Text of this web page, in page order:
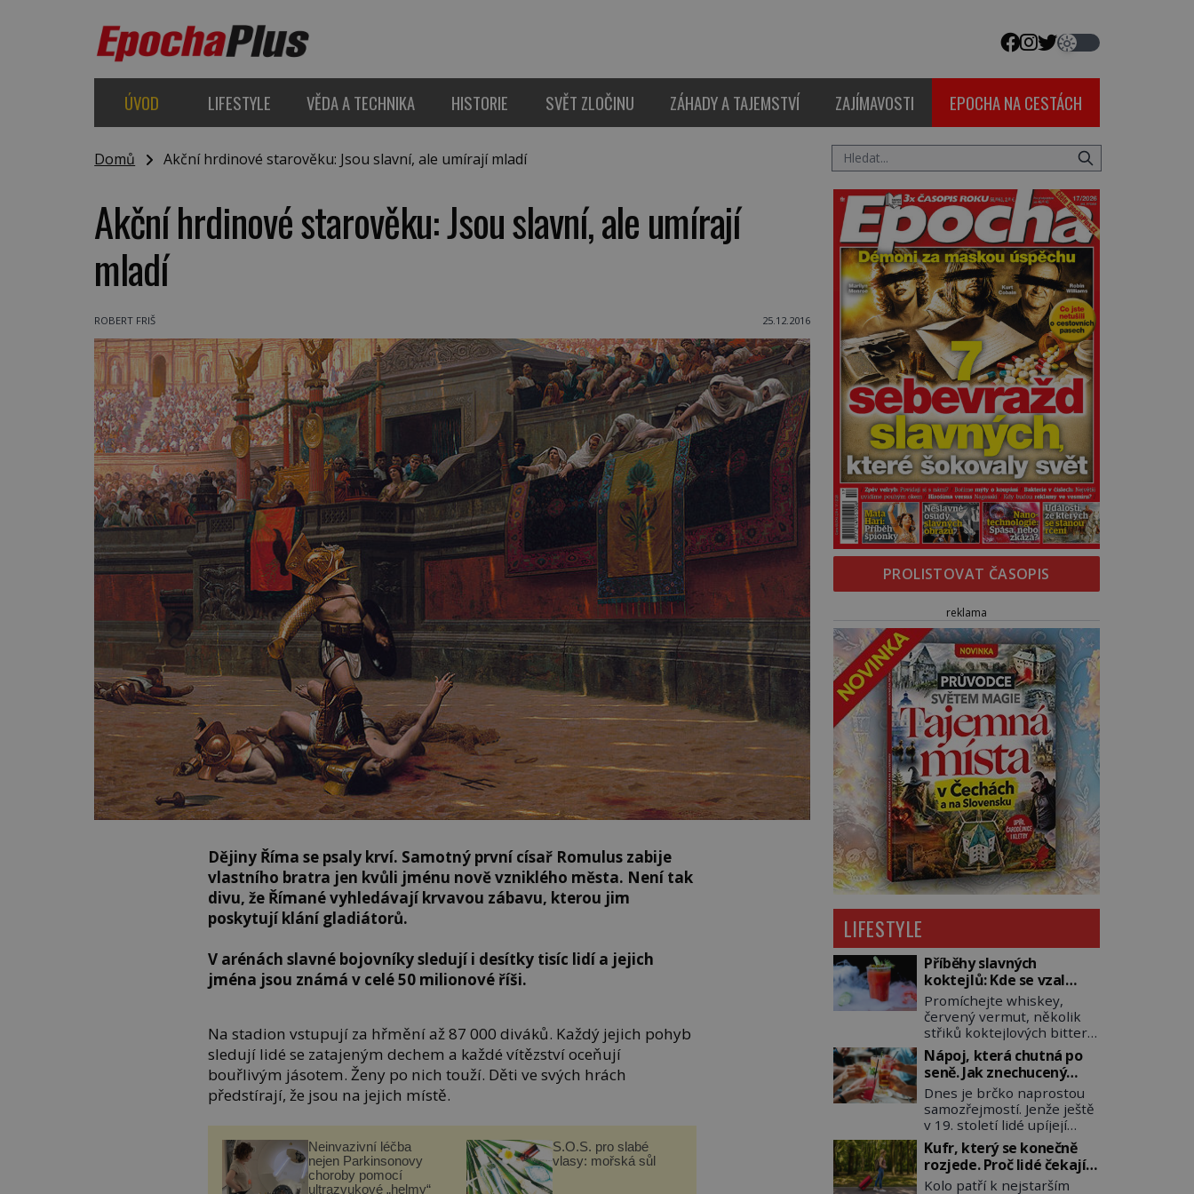
ÚVOD LIFESTYLE VĚDA A TECHNIKA HISTORIE SVĚT ZLOČINU ZÁHADY A TAJEMSTVÍ ZAJÍMAVOSTI EPOCHA NA CESTÁCH
Domů Akční hrdinové starověku: Jsou slavní, ale umírají mladí
Akční hrdinové starověku: Jsou slavní, ale umírají
mladí
ROBERT FRIŠ 25.12.2016
Dějiny Říma se psaly krví. Samotný první císař Romulus zabije
vlastního bratra jen kvůli jménu nově vzniklého města. Není tak
divu, že Římané vyhledávají krvavou zábavu, kterou jim
poskytují klání gladiátorů.
V arénách slavné bojovníky sledují i desítky tisíc lidí a jejich
jména jsou známá v celé 50 milionové říši.
Na stadion vstupují za hřmění až 87 000 diváků. Každý jejich pohyb
sledují lidé se zatajeným dechem a každé vítězství oceňují
bouřlivým jásotem. Ženy po nich touží. Děti ve svých hrách
předstírají, že jsou na jejich místě.
Neinvazivní léčba
nejen Parkinsonovy
choroby pomocí
ultrazvukové „helmy“
S.O.S. pro slabé
vlasy: mořská sůl
PROLISTOVAT ČASOPIS
reklama
LIFESTYLE
Příběhy slavných
koktejlů: Kde se vzal
Manhattan a Bloody
Mary?
Promíchejte whiskey,
červený vermut, několik
střiků koktejlových bitters
a led, sceďte, ozdobte
koktejlovou třešinkou a
tadá… Manhattan je tu! A
pokud to má být skutečně
on, dejte si pozor, ať místo
klasické americké rye
whiskey či klidně
bourbonu nepoužijete
skotskou whisku. Co se
Nápoj, která chutná po
seně. Jak znechucený
Američan vymyslel brčko
Dnes je brčko naprostou
samozřejmostí. Jenže ještě
v 19. století lidé upíjejí
limonády i koktejly dutými
stébly žita nebo žitné
slámy. Fungují sice dobře,
mají ale jednu
Kufr, který se konečně
rozjede. Proč lidé čekají
na kolečka téměř pět
Kolo patří k nejstarším